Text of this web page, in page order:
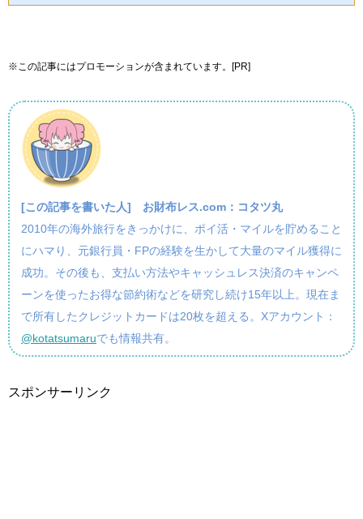
※この記事にはプロモーションが含まれています。[PR]
[この記事を書いた人] お財布レス.com：コタツ丸
2010年の海外旅行をきっかけに、ポイ活・マイルを貯めること
にハマり、元銀行員・FPの経験を生かして大量のマイル獲得に
成功。その後も、支払い方法やキャッシュレス決済のキャンペ
ーンを使ったお得な節約術などを研究し続け15年以上。現在ま
で所有したクレジットカードは20枚を超える。Xアカウント：
@kotatsumaruでも情報共有。
スポンサーリンク